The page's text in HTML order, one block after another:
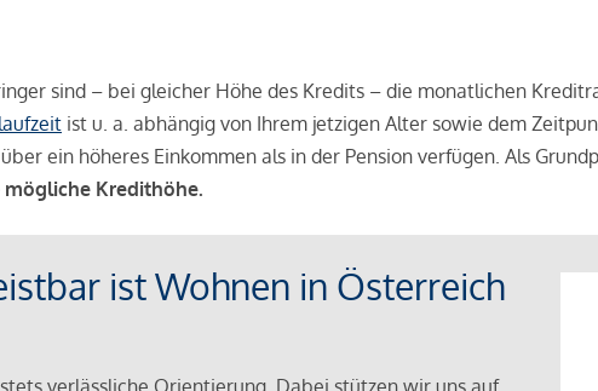
sind – bei gleicher Höhe des Kredits – die monatlichen
ist u. a. abhängig von Ihrem jetzigen Alter sowie dem
ein höheres Einkommen als in der Pension verfügen. Als
Kredithöhe.
ist Wohnen in Österreich